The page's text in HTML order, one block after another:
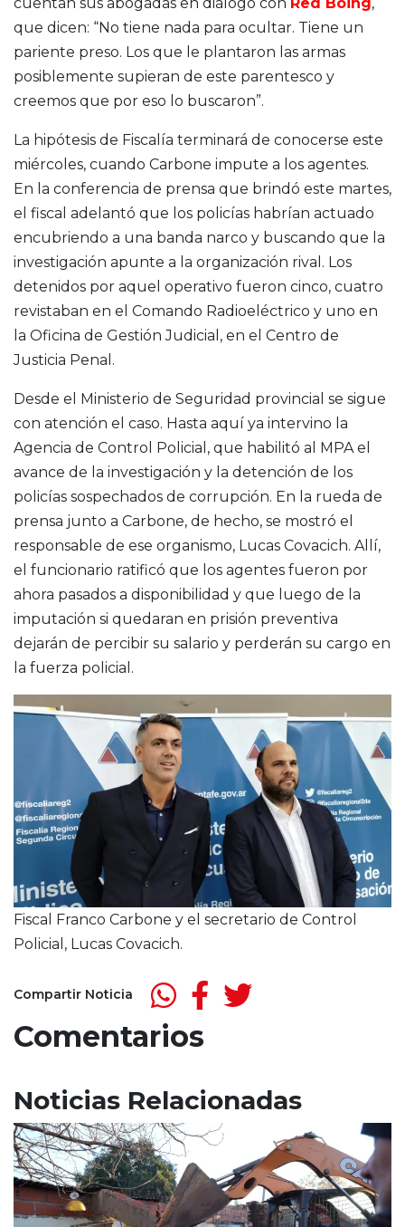
que dicen: “No tiene nada para ocultar. Tiene un
pariente preso. Los que le plantaron las armas
posiblemente supieran de este parentesco y
creemos que por eso lo buscaron”.
La hipótesis de Fiscalía terminará de conocerse este
miércoles, cuando Carbone impute a los agentes.
En la conferencia de prensa que brindó este martes,
el fiscal adelantó que los policías habrían actuado
encubriendo a una banda narco y buscando que la
investigación apunte a la organización rival. Los
detenidos por aquel operativo fueron cinco, cuatro
revistaban en el Comando Radioeléctrico y uno en
la Oficina de Gestión Judicial, en el Centro de
Justicia Penal.
Desde el Ministerio de Seguridad provincial se sigue
con atención el caso. Hasta aquí ya intervino la
Agencia de Control Policial, que habilitó al MPA el
avance de la investigación y la detención de los
policías sospechados de corrupción. En la rueda de
prensa junto a Carbone, de hecho, se mostró el
responsable de ese organismo, Lucas Covacich. Allí,
el funcionario ratificó que los agentes fueron por
ahora pasados a disponibilidad y que luego de la
imputación si quedaran en prisión preventiva
dejarán de percibir su salario y perderán su cargo en
la fuerza policial.
Fiscal Franco Carbone y el secretario de Control
Policial, Lucas Covacich.
Compartir Noticia
Comentarios
Noticias Relacionadas